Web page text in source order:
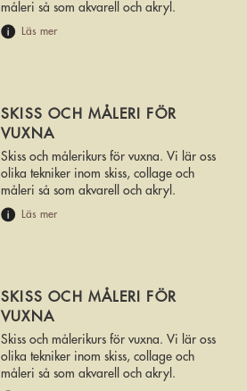
måleri så som akvarell och akryl.
Läs mer
SKISS OCH MÅLERI FÖR
VUXNA
Skiss och målerikurs för vuxna. Vi lär oss
olika tekniker inom skiss, collage och
måleri så som akvarell och akryl.
Läs mer
SKISS OCH MÅLERI FÖR
VUXNA
Skiss och målerikurs för vuxna. Vi lär oss
olika tekniker inom skiss, collage och
måleri så som akvarell och akryl.